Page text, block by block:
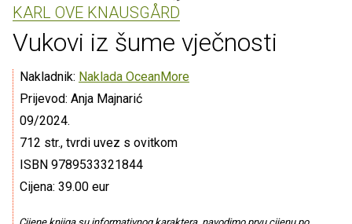
KARL OVE KNAUSGÅRD
Vukovi iz šume vječnosti
Nakladnik: Naklada OceanMore
Prijevod: Anja Majnarić
09/2024.
712 str., tvrdi uvez s ovitkom
ISBN 9789533321844
Cijena: 39.00 eur